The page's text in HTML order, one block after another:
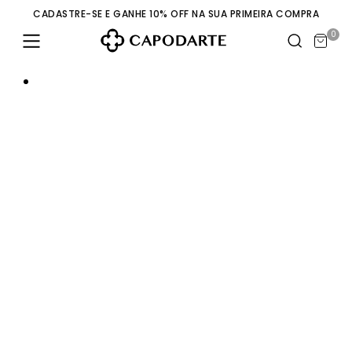
CADASTRE-SE E GANHE 10% OFF NA SUA PRIMEIRA COMPRA
0